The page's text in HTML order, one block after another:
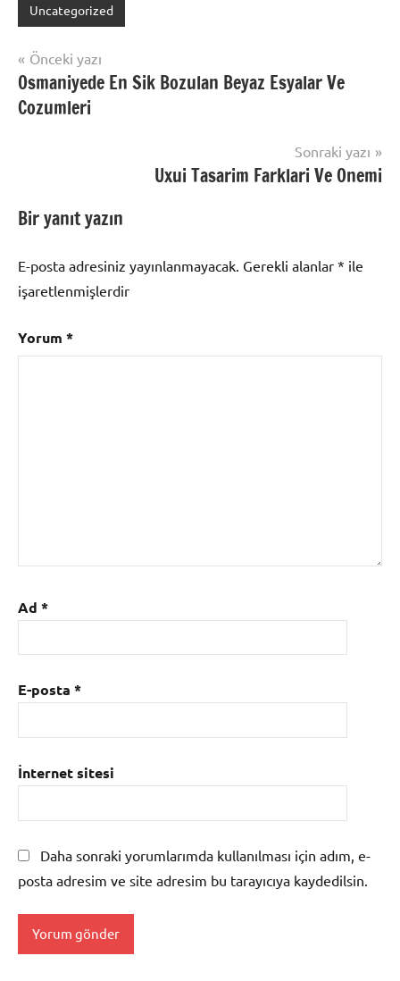
Uncategorized
Yazı
gezinmesi
Önceki yazı
Osmaniyede En Sik Bozulan Beyaz Esyalar Ve
Cozumleri
Sonraki yazı
Uxui Tasarim Farklari Ve Onemi
Bir yanıt yazın
E-posta adresiniz yayınlanmayacak. Gerekli alanlar * ile
işaretlenmişlerdir
Yorum *
Ad *
E-posta *
İnternet sitesi
Daha sonraki yorumlarımda kullanılması için adım, e-
posta adresim ve site adresim bu tarayıcıya kaydedilsin.